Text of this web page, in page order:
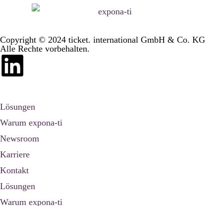
Copyright © 2024 ticket. international GmbH & Co. KG
Alle Rechte vorbehalten.
Lösungen
Warum expona-ti
Newsroom
Karriere
Kontakt
Lösungen
Warum expona-ti